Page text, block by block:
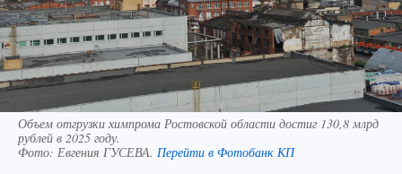
Объем отгрузки химпрома Ростовской области достиг 130,8 млрд
рублей в 2025 году.
Фото: Евгения ГУСЕВА. Перейти в Фотобанк КП